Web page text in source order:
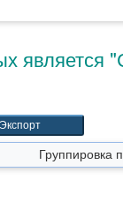
является "
Группировка